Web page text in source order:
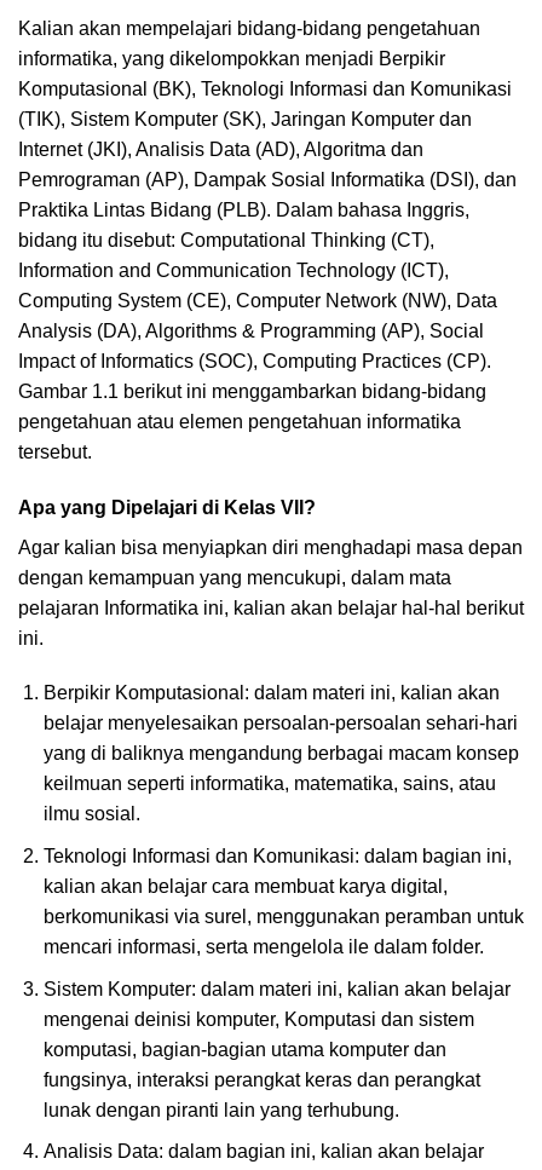
Kalian akan mempelajari bidang-bidang pengetahuan
informatika, yang dikelompokkan menjadi Berpikir
Komputasional (BK), Teknologi Informasi dan Komunikasi
(TIK), Sistem Komputer (SK), Jaringan Komputer dan
Internet (JKI), Analisis Data (AD), Algoritma dan
Pemrograman (AP), Dampak Sosial Informatika (DSI), dan
Praktika Lintas Bidang (PLB). Dalam bahasa Inggris,
bidang itu disebut: Computational Thinking (CT),
Information and Communication Technology (ICT),
Computing System (CE), Computer Network (NW), Data
Analysis (DA), Algorithms & Programming (AP), Social
Impact of Informatics (SOC), Computing Practices (CP).
Gambar 1.1 berikut ini menggambarkan bidang-bidang
pengetahuan atau elemen pengetahuan informatika
tersebut.
Apa yang Dipelajari di Kelas VII?
Agar kalian bisa menyiapkan diri menghadapi masa depan
dengan kemampuan yang mencukupi, dalam mata
pelajaran Informatika ini, kalian akan belajar hal-hal berikut
ini.
Berpikir Komputasional: dalam materi ini, kalian akan
belajar menyelesaikan persoalan-persoalan sehari-hari
yang di baliknya mengandung berbagai macam konsep
keilmuan seperti informatika, matematika, sains, atau
ilmu sosial.
Teknologi Informasi dan Komunikasi: dalam bagian ini,
kalian akan belajar cara membuat karya digital,
berkomunikasi via surel, menggunakan peramban untuk
mencari informasi, serta mengelola ile dalam folder.
Sistem Komputer: dalam materi ini, kalian akan belajar
mengenai deinisi komputer, Komputasi dan sistem
komputasi, bagian-bagian utama komputer dan
fungsinya, interaksi perangkat keras dan perangkat
lunak dengan piranti lain yang terhubung.
Analisis Data: dalam bagian ini, kalian akan belajar